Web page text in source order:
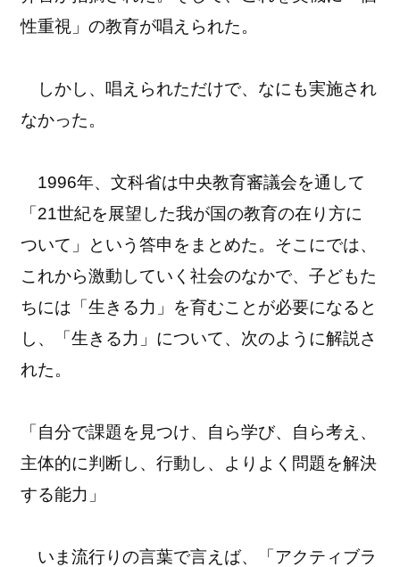
性重視」の教育が唱えられた。
しかし、唱えられただけで、なにも実施され
なかった。
1996年、文科省は中央教育審議会を通して
「21世紀を展望した我が国の教育の在り方に
ついて」という答申をまとめた。そこにでは、
これから激動していく社会のなかで、子どもた
ちには「生きる力」を育むことが必要になると
し、「生きる力」について、次のように解説さ
れた。
「自分で課題を見つけ、自ら学び、自ら考え、
主体的に判断し、行動し、よりよく問題を解決
する能力」
いま流行りの言葉で言えば、「アクティブラ